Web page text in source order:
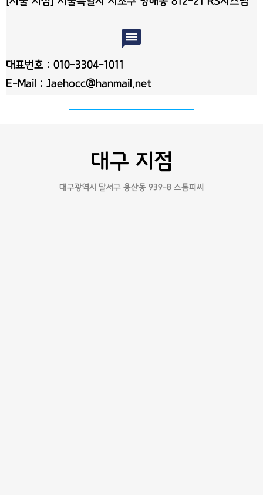
message
대표번호 : 010-3304-1011
E-Mail : Jaehocc@hanmail.net
대구 지점
대구광역시 달서구 용산동 939-8 스톰피씨